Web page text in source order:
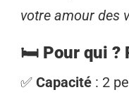
votre amour des
🛏️ Pour qui ?
✅ Capacité : 2